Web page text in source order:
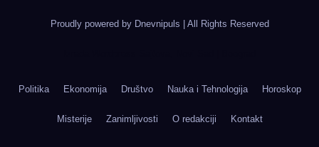
Proudly powered by Dnevnipuls All Rights Reserved
Politika Ekonomija Društvo Nauka i Tehnologija Horoskop
Misterije Zanimljivosti O redakciji Kontakt